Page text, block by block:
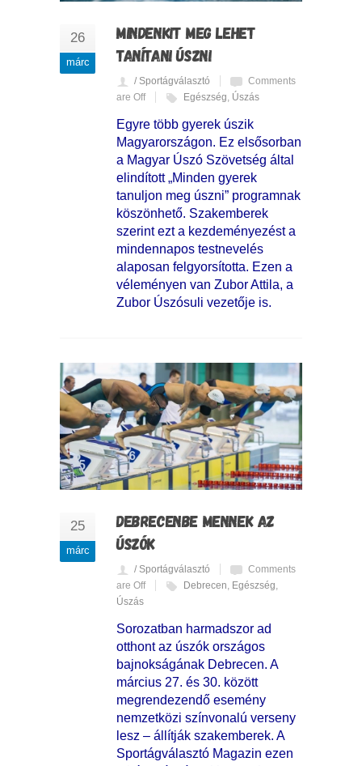
26
márc
MINDENKIT MEG LEHET
TANÍTANI ÚSZNI
/ Sportágválasztó
Comments
are Off
Egészség, Úszás
Egyre több gyerek úszik
Magyarországon. Ez elsősorban
a Magyar Úszó Szövetség által
elindított „Minden gyerek
tanuljon meg úszni” programnak
köszönhető. Szakemberek
szerint ezt a kezdeményezést a
mindennapos testnevelés
alaposan felgyorsította. Ezen a
véleményen van Zubor Attila, a
Zubor Úszósuli vezetője is.
25
márc
DEBRECENBE MENNEK AZ
ÚSZÓK
/ Sportágválasztó
Comments
are Off
Debrecen Egészség
Úszás
Sorozatban harmadszor ad
otthont az úszók országos
bajnokságának Debrecen. A
március 27. és 30. között
megrendezendő esemény
nemzetközi színvonalú verseny
lesz – állítják szakemberek. A
Sportágválasztó Magazin ezen